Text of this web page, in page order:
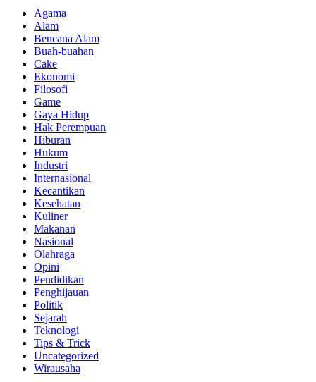
Agama
Alam
Bencana Alam
Buah-buahan
Cake
Ekonomi
Filosofi
Game
Gaya Hidup
Hak Perempuan
Hiburan
Hukum
Industri
Internasional
Kecantikan
Kesehatan
Kuliner
Makanan
Nasional
Olahraga
Opini
Pendidikan
Penghijauan
Politik
Sejarah
Teknologi
Tips & Trick
Uncategorized
Wirausaha